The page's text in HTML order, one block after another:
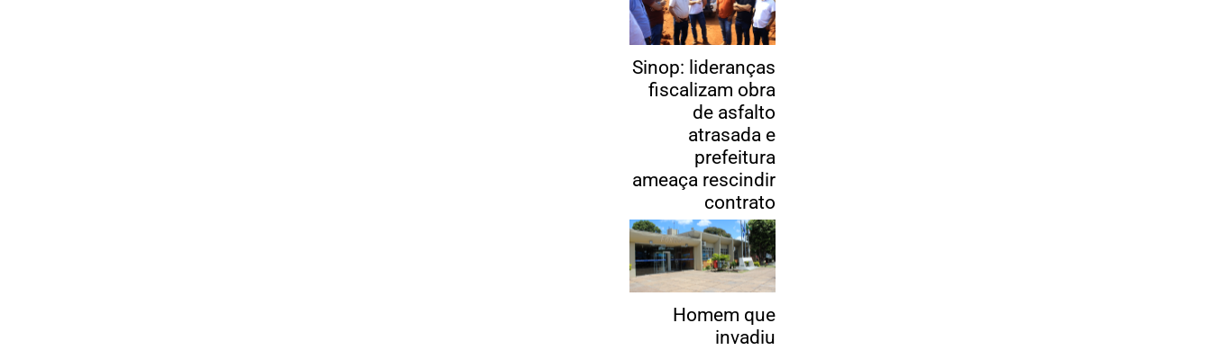
Sinop: lideranças
fiscalizam obra
de asfalto
atrasada e
prefeitura
ameaça rescindir
contrato
Homem que
invadiu